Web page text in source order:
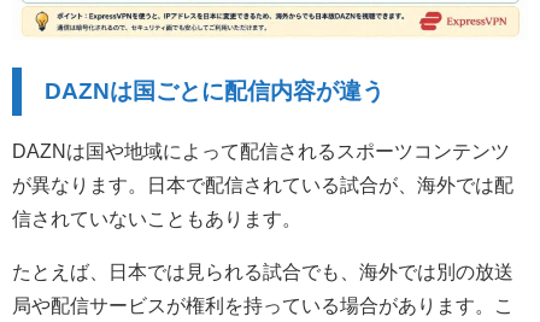
DAZNは国ごとに配信内容が違う
DAZNは国や地域によって配信されるスポーツコンテンツ
が異なります。日本で配信されている試合が、海外では配
信されていないこともあります。
たとえば、日本では見られる試合でも、海外では別の放送
局や配信サービスが権利を持っている場合があります。こ